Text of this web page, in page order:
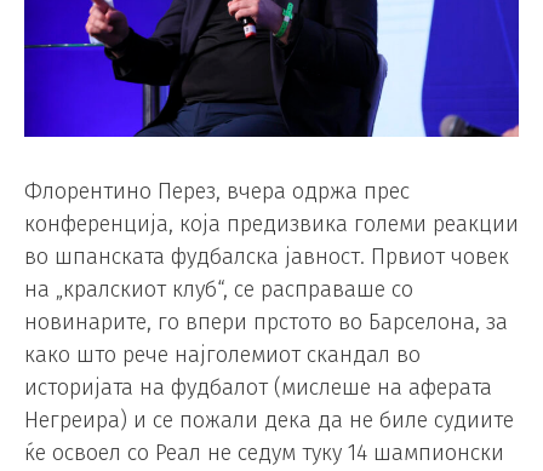
Флорентино Перез, вчера одржа прес
конференција, која предизвика големи реакции
во шпанската фудбалска јавност. Првиот човек
на „кралскиот клуб“, се расправаше со
новинарите, го впери прстото во Барселона, за
како што рече најголемиот скандал во
историјата на фудбалот (мислеше на аферата
Негреира) и се пожали дека да не биле судиите
ќе освоел со Реал не седум туку 14 шампионски